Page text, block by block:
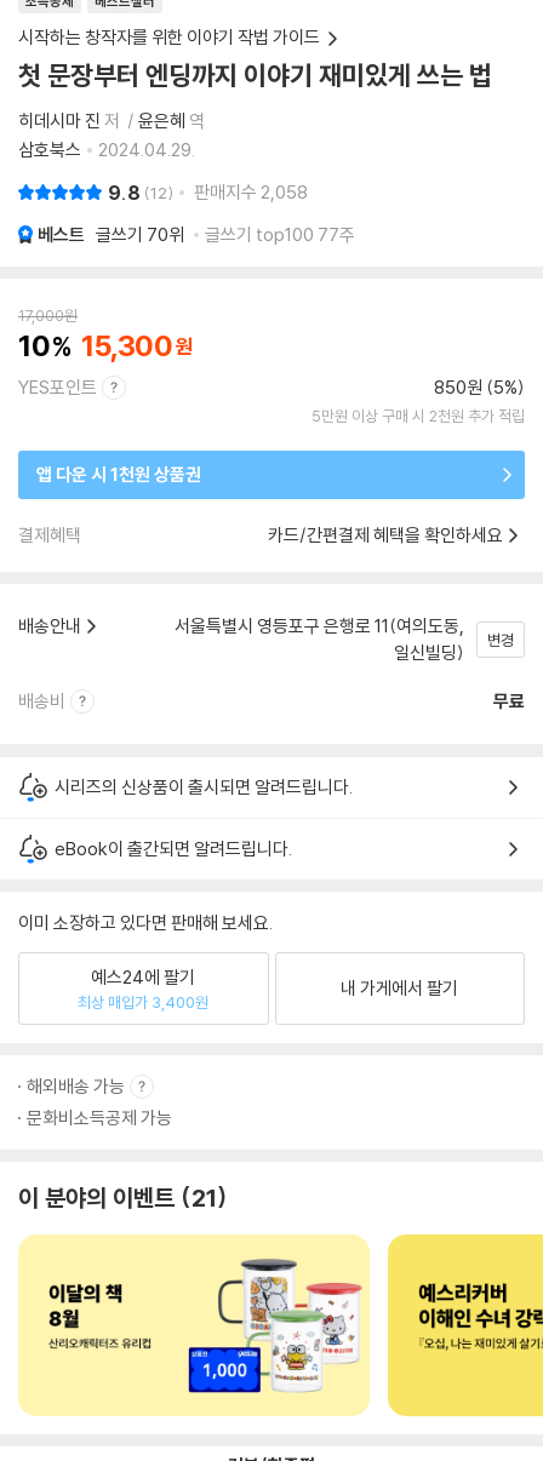
시작하는 창작자를 위한 이야기 작법 가이드
첫 문장부터 엔딩까지 이야기 재미있게 쓰는 법
히데시마 진 저 윤은혜 역
삼호북스
2024.04.29.
9.8 12 판매지수 2,058
베스트 글쓰기 70위 글쓰기 top100 77주
17,000원
10 15,300
YES포인트 850원 (5%)
5만원 이상 구매 시 2천원 추가 적립
앱 다운 시 1천원 상품권
결제혜택 카드/간편결제 혜택을 확인하세요
배송안내
서울특별시 영등포구 은행로 11(여의도동,
일신빌딩)
변경
배송비 무료
시리즈의 신상품이 출시되면 알려드립니다.
eBook이 출간되면 알려드립니다.
이미 소장하고 있다면 판매해 보세요.
예스24에 팔기
최상 매입가 3,400원
내 가게에서 팔기
해외배송 가능
문화비소득공제 가능
이 분야의 이벤트 21